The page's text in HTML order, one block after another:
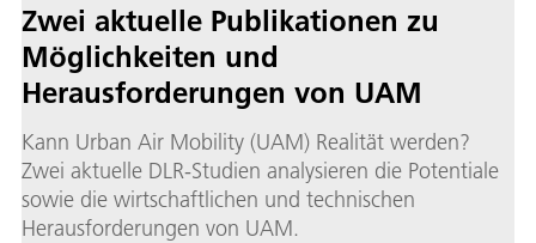
Zwei aktuelle Publikationen zu
Möglichkeiten und
Herausforderungen von UAM
Kann Urban Air Mobility (UAM) Realität werden?
Zwei aktuelle DLR-Studien analysieren die Potentiale
sowie die wirtschaftlichen und technischen
Herausforderungen von UAM.